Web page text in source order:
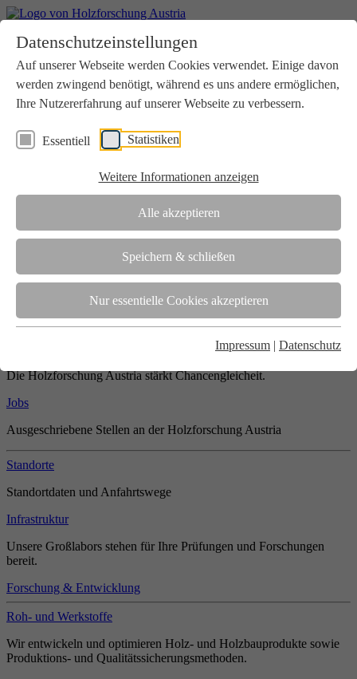
Datenschutzeinstellungen
Auf unserer Webseite werden Cookies verwendet. Einige davon
werden zwingend benötigt, während es uns andere ermöglichen,
Ihre Nutzererfahrung auf unserer Webseite zu verbessern.
Essentiell Statistiken
Weitere Informationen anzeigen
Alle akzeptieren
Speichern & schließen
Nur essentielle Cookies akzeptieren
Impressum | Datenschutz
Aktuelles
Downloads
Kontakt
Login
Verein
Wir unterstützen die Interessen der Holzbranche in enger
Zusammenarbeit mit Wissenschaft und Wirtschaft.
Die Holzforschung Austria ist akkreditierte Prüf-, Inspektions- und
Team
Unsere gesamte Kompetenz ist in unseren Mitarbeiter:innen
gebündelt
Die Holzforschung Austria stärkt Chancengleicheit.
Jobs
Ausgeschriebene Stellen an der Holzforschung Austria
Standorte
Standortdaten und Anfahrtswege
Infrastruktur
Unsere Großlabors stehen für Ihre Prüfungen und Forschungen
bereit.
Forschung & Entwicklung
Roh- und Werkstoffe
Wir entwickeln und optimieren Holz- und Holzbauprodukte sowie
Produktions- und Qualitätssicherungsmethoden.